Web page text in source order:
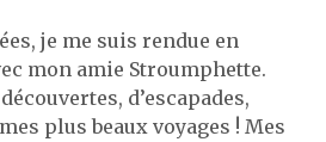
je me suis rendue en
mon amie Stroumphette.
d’escapades,
plus beaux voyages ! Mes